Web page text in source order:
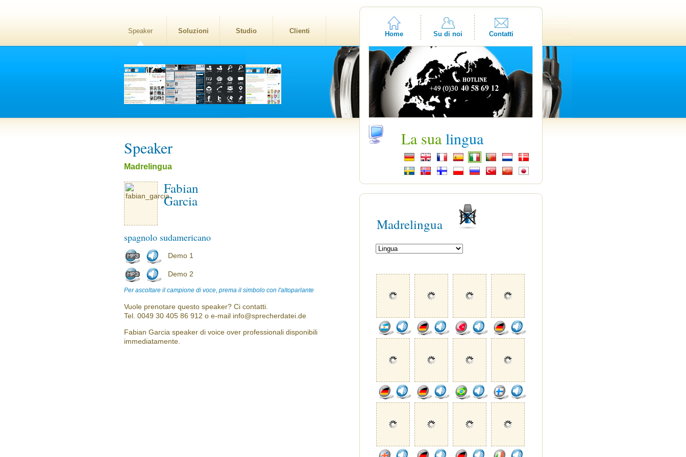
Speaker Soluzioni Studio Clienti Home Su di noi Contatti
Speaker
Madrelingua
Fabian
Garcia
spagnolo sudamericano
Demo 1
Demo 2
Per ascoltare il campione di voce, prema il simbolo con l'altoparlante
Vuole prenotare questo speaker? Ci contatti.
Tel. 0049 30 405 86 912 o e-mail info@sprecherdatei.de
Fabian Garcia speaker di voice over professionali disponibili
immediatamente.
La sualingua
Madrelingua